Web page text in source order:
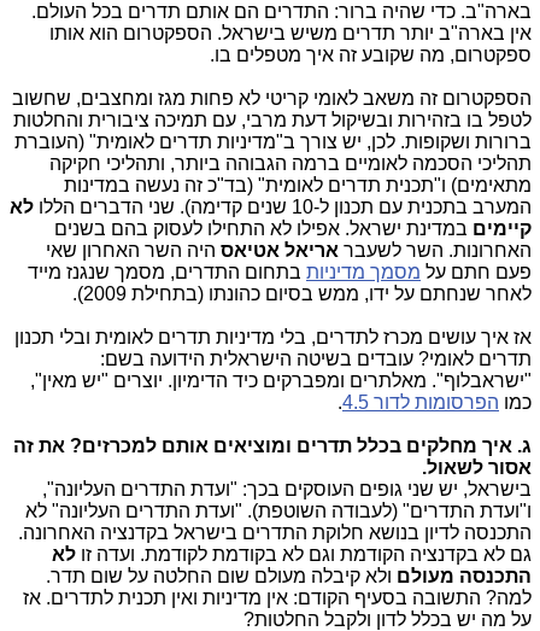
בארה"ב. כדי שהיה ברור: התדרים הם אותם תדרים בכל העולם.
אין בארה"ב יותר תדרים משיש בישראל. הספקטרום הוא אותו
ספקטרום, מה שקובע זה איך מטפלים בו.
הספקטרום זה משאב לאומי קריטי לא פחות מגז ומחצבים, שחשוב
לטפל בו בזהירות ובשיקול דעת מרבי, עם תמיכה ציבורית והחלטות
ברורות ושקופות. לכן, יש צורך ב"מדיניות תדרים לאומית" (העוברת
תהליכי הסכמה לאומיים ברמה הגבוהה ביותר, ותהליכי חקיקה
מתאימים) ו"תכנית תדרים לאומית" (בד"כ זה נעשה במדינות
המערב בתכנית עם תכנון ל-10 שנים קדימה). שני הדברים הללו
לא
קיימים במדינת ישראל. אפילו לא התחילו לעסוק בהם בשנים
האחרונות. השר לשעבר אריאל אטיאס היה השר האחרון שאי
פעם חתם על מסמך מדיניות בתחום התדרים, מסמך שנגנז מייד
לאחר שנחתם על ידו, ממש בסיום כהונתו (בתחילת 2009).
אז איך עושים מכרז לתדרים, בלי מדיניות תדרים לאומית ובלי תכנון
תדרים לאומי? עובדים בשיטה הישראלית הידועה בשם:
"ישראבלוף". מאלתרים ומפברקים כיד הדימיון. יוצרים "יש מאין",
כמו הפרסומות לדור 4.5 .
ג. איך מחלקים בכלל תדרים ומוציאים אותם למכרזים? את זה
אסור לשאול.
בישראל, יש שני גופים העוסקים בכך: "ועדת התדרים העליונה",
ו"ועדת התדרים" (לעבודה השוטפת). "ועדת התדרים העליונה" לא
התכנסה לדיון בנושא חלוקת התדרים בישראל בקדנציה האחרונה.
גם לא בקדנציה הקודמת וגם לא בקודמת לקודמת. ועדה זו לא
התכנסה מעולם ולא קיבלה מעולם שום החלטה על שום תדר.
למה? התשובה בסעיף הקודם: אין מדיניות ואין תכנית לתדרים. אז
על מה יש בכלל לדון ולקבל החלטות?